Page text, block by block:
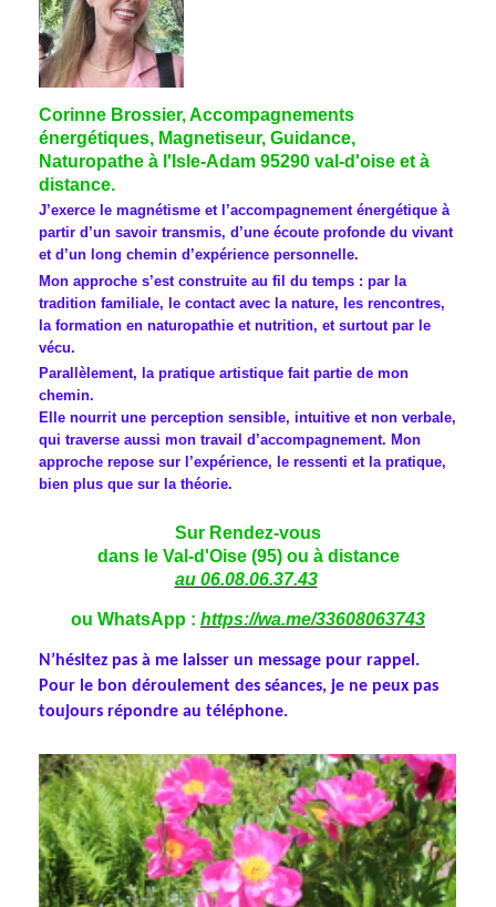
Corinne Brossier, Accompagnements
énergétiques, Magnetiseur, Guidance,
Naturopathe à l'Isle-Adam 95290 val-d'oise et à
distance.
J’exerce le magnétisme et l’accompagnement énergétique à
partir d’un savoir transmis, d’une écoute profonde du vivant
et d’un long chemin d’expérience personnelle.
Mon approche s’est construite au fil du temps : par la
tradition familiale, le contact avec la nature, les rencontres,
la formation en naturopathie et nutrition, et surtout par le
vécu.
Parallèlement, la pratique artistique fait partie de mon
chemin.
Elle nourrit une perception sensible, intuitive et non verbale,
qui traverse aussi mon travail d’accompagnement. Mon
approche repose sur l’expérience, le ressenti et la pratique,
bien plus que sur la théorie.
Sur Rendez-vous
dans le Val-d'Oise (95) ou à distance
au 06.08.06.37.43
ou WhatsApp : https://wa.me/33608063743
N’hésitez pas à me laisser un message pour rappel.
Pour le bon déroulement des séances, je ne peux pas
toujours répondre au téléphone.